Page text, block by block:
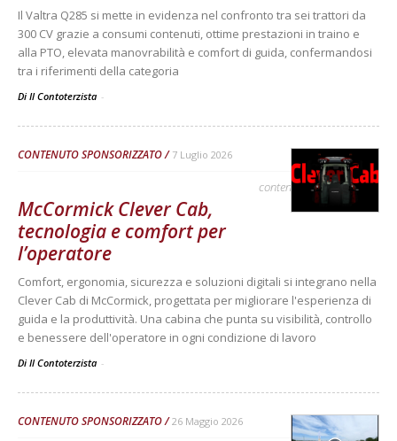
Il Valtra Q285 si mette in evidenza nel confronto tra sei trattori da
300 CV grazie a consumi contenuti, ottime prestazioni in traino e
alla PTO, elevata manovrabilità e comfort di guida, confermandosi
tra i riferimenti della categoria
Di Il Contoterzista -
CONTENUTO SPONSORIZZATO 7 Luglio 2026
contenuto sponsorizzato
McCormick Clever Cab,
tecnologia e comfort per
l’operatore
Comfort, ergonomia, sicurezza e soluzioni digitali si integrano nella
Clever Cab di McCormick, progettata per migliorare l'esperienza di
guida e la produttività. Una cabina che punta su visibilità, controllo
e benessere dell'operatore in ogni condizione di lavoro
Di Il Contoterzista -
CONTENUTO SPONSORIZZATO 26 Maggio 2026